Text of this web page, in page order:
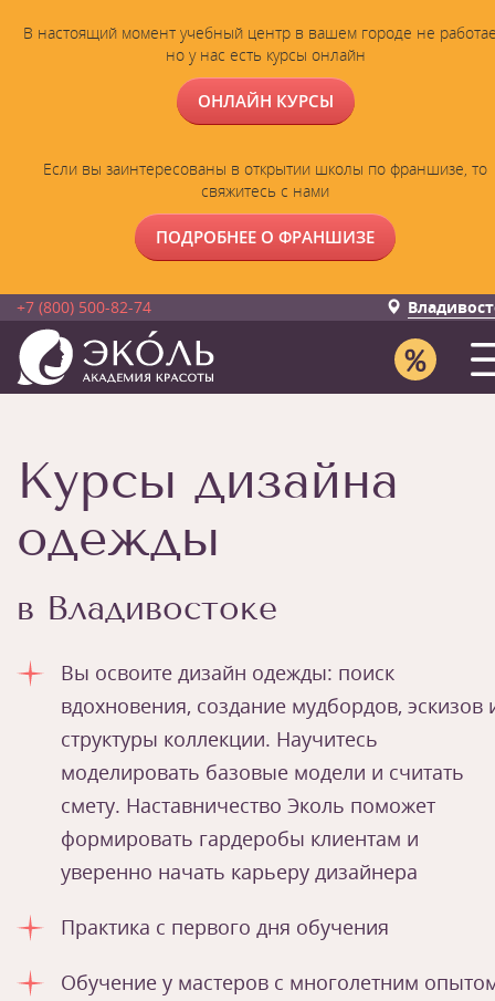
В настоящий момент учебный центр в вашем городе не
но у нас есть курсы онлайн
ОНЛАЙН КУРСЫ
Если вы заинтересованы в открытии школы по франшизе, то
свяжитесь с нами
ПОДРОБНЕЕ О ФРАНШИЗЕ
+7 (800) 500-82-74
Курсы дизайна
одежды
в Владивостоке
Вы освоите дизайн одежды: поиск
вдохновения, создание мудбордов, эскизов
структуры коллекции. Научитесь
моделировать базовые модели и считать
смету. Наставничество Эколь поможет
формировать гардеробы клиентам и
уверенно начать карьеру дизайнера
Практика с первого дня обучения
Обучение у мастеров с многолетним